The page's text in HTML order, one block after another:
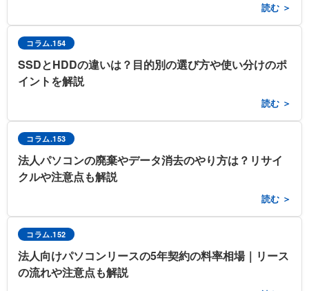
読む ＞
コラム.154
SSDとHDDの違いは？目的別の選び方や使い分けのポ
イントを解説
読む ＞
コラム.153
法人パソコンの廃棄やデータ消去のやり方は？リサイ
クルや注意点も解説
読む ＞
コラム.152
法人向けパソコンリースの5年契約の料率相場｜リース
の流れや注意点も解説